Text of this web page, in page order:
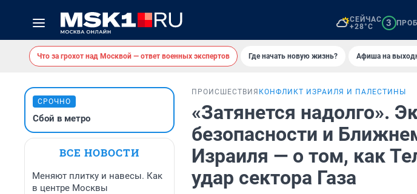
СЕЙЧАС
+28°C
3
Что за грохот над Москвой — ответ военных экспертов Где начать новую жизнь? Афиша на
СРОЧНО
Сбой в метро
ВСЕ НОВОСТИ
Меняют плитку и навесы. Как
в центре Москвы
ПРОИСШЕСТВИЯ КОНФЛИКТ ИЗРАИЛЯ И ПАЛЕСТИНЫ
«Затянется надолго».
безопасности и
Израиля — о том, как
удар сектора Газа